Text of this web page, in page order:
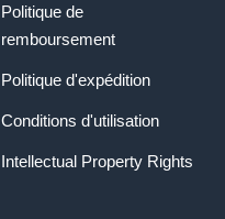
Politique de
remboursement
Politique d'expédition
Conditions d'utilisation
Intellectual Property Rights